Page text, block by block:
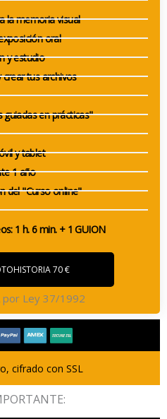
la memoria visual
oral
y estudio
tus archivos
guiadas en prácticas"
y tablet
1 año
del "Curso online"
1 h. 6 min. + 1 GUION
70 €
por Ley 37/1992
cifrado con SSL